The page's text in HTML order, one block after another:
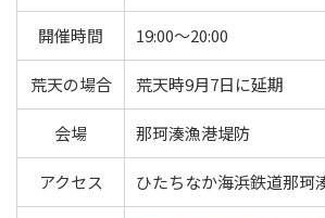
開催時間 19:00～20:00
荒天の場合 荒天時9月7日に延期
会場 那珂湊漁港堤防
アクセス ひたちなか海浜鉄道那珂